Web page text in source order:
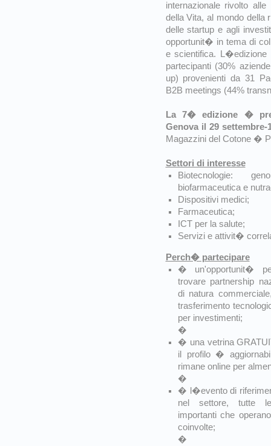
internazionale rivolto
della Vita, al mondo
delle startup e agli
opportunit� in tema di
e scientifica. L�edizione
partecipanti (30%
up) provenienti da 31
B2B meetings (44%
La 7� edizione �
Genova il 29 settembre-
Magazzini del Cotone �
Settori di interesse
Biotecnologie:
biofarmaceutica e
Dispositivi medici;
Farmaceutica;
ICT per la salute;
Servizi e attivit�
Perch� partecipare
� un'opportunit�
trovare partnership
di natura
trasferimento
per investimenti;
�
� una vetrina
il profilo �
rimane online per
�
� l�evento di
nel settore, tutte
importanti che
coinvolte;
�